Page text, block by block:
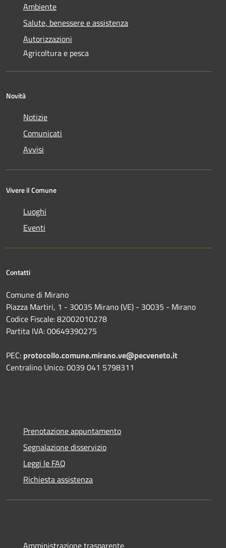
Ambiente
Salute, benessere e assistenza
Autorizzazioni
Agricoltura e pesca
Novità
Notizie
Comunicati
Avvisi
Vivere il Comune
Luoghi
Eventi
Contatti
Comune di Mirano
Piazza Martiri, 1 - 30035 Mirano (VE) - 30035 - Mirano
Codice Fiscale: 82002010278
Partita IVA: 00649390275
PEC: protocollo.comune.mirano.ve@pecveneto.it
Centralino Unico: 0039 041 5798311
Prenotazione appuntamento
Segnalazione disservizio
Leggi le FAQ
Richiesta assistenza